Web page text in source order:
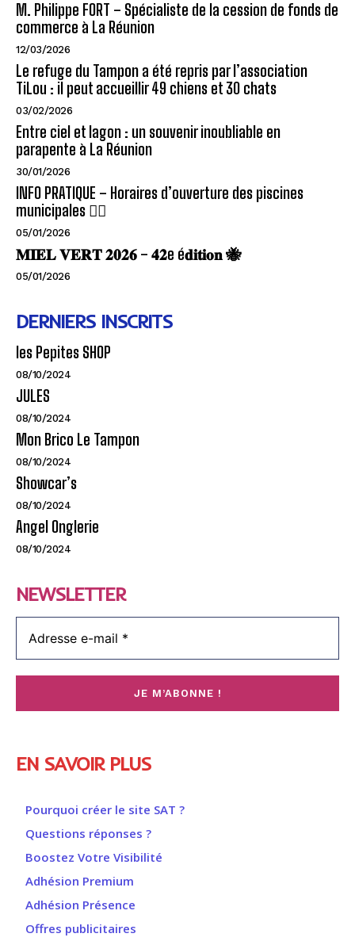
M. Philippe FORT – Spécialiste de la cession de fonds de
commerce à La Réunion
12/03/2026
Le refuge du Tampon a été repris par l’association
TiLou : il peut accueillir 49 chiens et 30 chats
03/02/2026
Entre ciel et lagon : un souvenir inoubliable en
parapente à La Réunion
30/01/2026
INFO PRATIQUE – Horaires d’ouverture des piscines
municipales 🏊‍♂️
05/01/2026
𝐌𝐈𝐄𝐋 𝐕𝐄𝐑𝐓 𝟐𝟎𝟐𝟔 – 𝟒𝟐e é𝐝𝐢𝐭𝐢𝐨𝐧 🐝
05/01/2026
DERNIERS INSCRITS
les Pepites SHOP
08/10/2024
JULES
08/10/2024
Mon Brico Le Tampon
08/10/2024
Showcar’s
08/10/2024
Angel Onglerie
08/10/2024
NEWSLETTER
EN SAVOIR PLUS
Pourquoi créer le site SAT ?
Questions réponses ?
Boostez Votre Visibilité
Adhésion Premium
Adhésion Présence
Offres publicitaires